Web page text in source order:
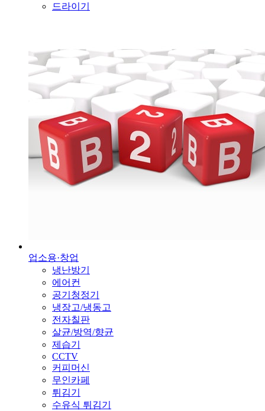
드라이기
업소용·창업
냉난방기
에어컨
공기청정기
냉장고/냉동고
전자칠판
살균/방역/향균
제습기
CCTV
커피머신
무인카페
튀김기
수유식 튀김기